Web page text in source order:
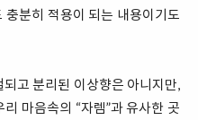
분히 적용이 되는 내용이기도
고 분리된 이상향은 아니지만,
마음속의 “자렘”과 유사한 곳